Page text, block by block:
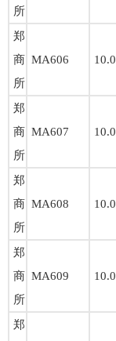
所
郑
商
所
MA606
郑
商
所
MA607
郑
商
所
MA608
郑
商
所
MA609
郑